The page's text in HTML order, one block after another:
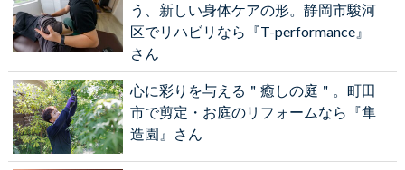
う、新しい身体ケアの形。静岡市駿河
区でリハビリなら『T-performance』
さん
心に彩りを与える＂癒しの庭＂。町田
市で剪定・お庭のリフォームなら『隼
造園』さん